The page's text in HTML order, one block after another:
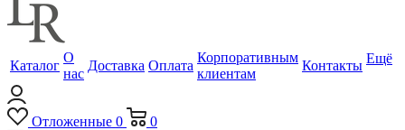
Каталог
О
нас
Доставка Оплата
Корпоративным
клиентам
Контакты Ещё
Отложенные 0 0